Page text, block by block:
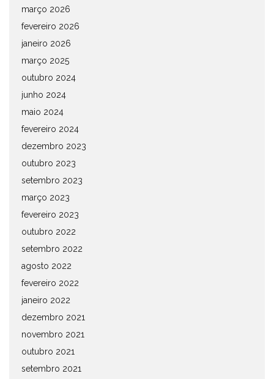
março 2026
fevereiro 2026
janeiro 2026
março 2025
outubro 2024
junho 2024
maio 2024
fevereiro 2024
dezembro 2023
outubro 2023
setembro 2023
março 2023
fevereiro 2023
outubro 2022
setembro 2022
agosto 2022
fevereiro 2022
janeiro 2022
dezembro 2021
novembro 2021
outubro 2021
setembro 2021